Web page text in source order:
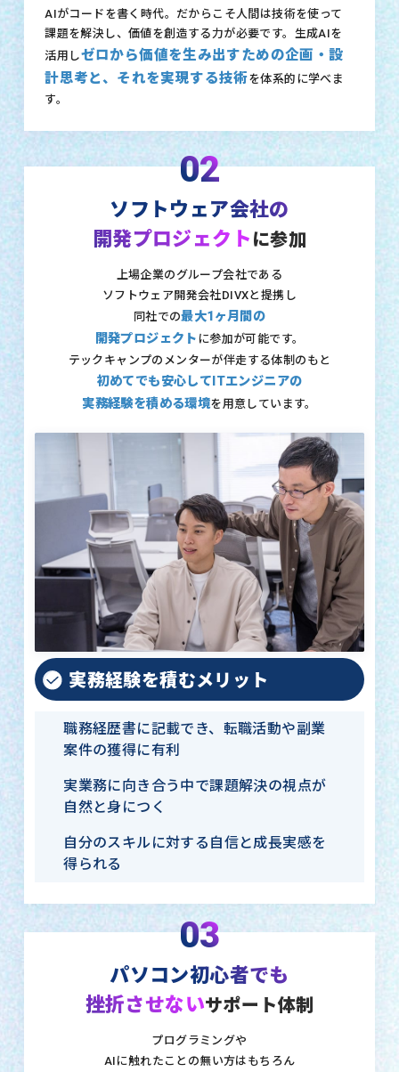
AIがコードを書く時代。だからこそ人間は技術を使って
課題を解決し、価値を創造する力が必要です。生成AIを
活用しゼロから価値を生み出すための企画・設
計思考と、それを実現する技術を体系的に学べま
す。
02
ソフトウェア会社の
開発プロジェクト に参加
上場企業のグループ会社である
ソフトウェア開発会社DIVXと提携し
同社での最大1ヶ月間の
開発プロジェクト に参加が可能です。
テックキャンプのメンターが伴走する体制のもと
初めてでも安心してITエンジニアの
実務経験を積める環境を用意しています。
実務経験を積むメリット
職務経歴書に記載でき、転職活動や副業
案件の獲得に有利
実業務に向き合う中で課題解決の視点が
自然と身につく
自分のスキルに対する自信と成長実感を
得られる
03
パソコン初心者でも
挫折させないサポート体制
プログラミングや
AIに触れたことの無い方はもちろん